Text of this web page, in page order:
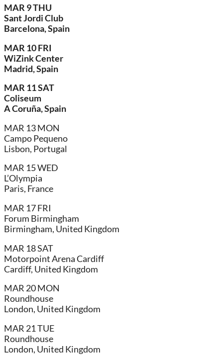
MAR 9 THU
Sant Jordi Club
Barcelona, Spain
MAR 10 FRI
WiZink Center
Madrid, Spain
MAR 11 SAT
Coliseum
A Coruña, Spain
MAR 13 MON
Campo Pequeno
Lisbon, Portugal
MAR 15 WED
L’Olympia
Paris, France
MAR 17 FRI
Forum Birmingham
Birmingham, United Kingdom
MAR 18 SAT
Motorpoint Arena Cardiff
Cardiff, United Kingdom
MAR 20 MON
Roundhouse
London, United Kingdom
MAR 21 TUE
Roundhouse
London, United Kingdom